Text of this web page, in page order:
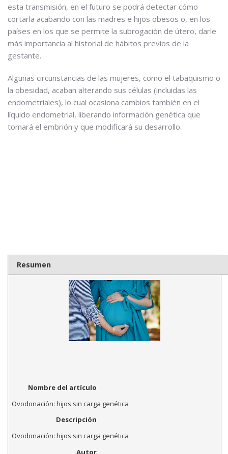
esta transmisión, en el futuro se podrá detectar cómo
cortarla acabando con las madres e hijos obesos o, en los
países en los que se permite la subrogación de útero, darle
más importancia al historial de hábitos previos de la
gestante.
Algunas circunstancias de las mujeres, como el tabaquismo o
la obesidad, acaban alterando sus células (incluidas las
endometriales), lo cual ocasiona cambios también en el
líquido endometrial, liberando información genética que
tomará el embrión y que modificará su desarrollo.
Resumen
Nombre del artículo
Ovodonación: hijos sin carga genética
Descripción
Ovodonación: hijos sin carga genética
Autor